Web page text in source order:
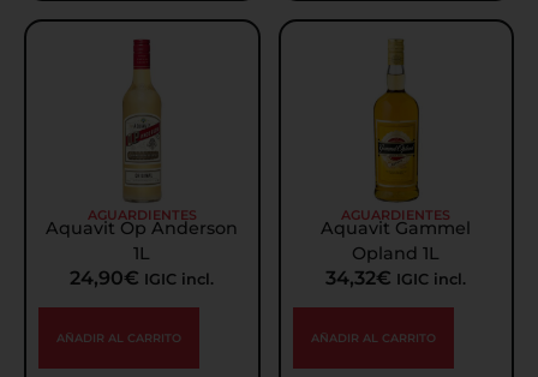
AGUARDIENTES
Aquavit Op Anderson
1L
24,90€ IGIC incl.
AÑADIR AL CARRITO
AGUARDIENTES
Aquavit Gammel
Opland 1L
34,32€ IGIC incl.
AÑADIR AL CARRITO